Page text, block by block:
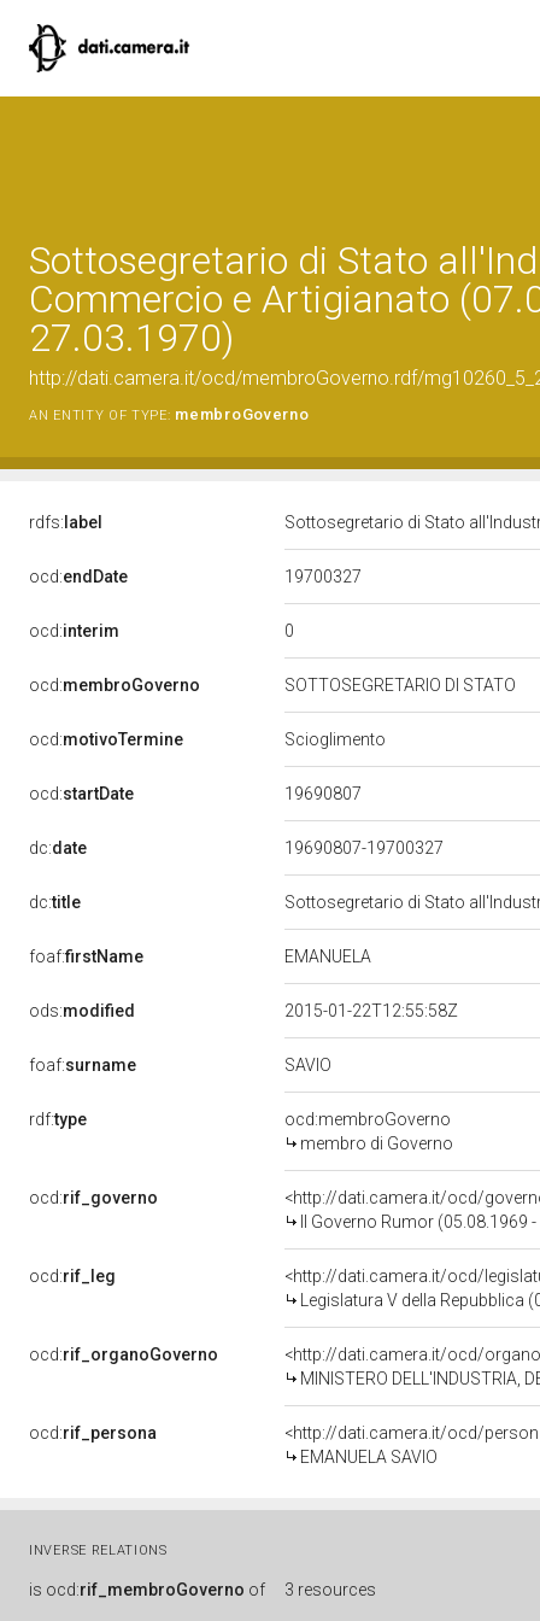
Sottosegretario di Stato
Commercio e Artigianato
27.03.1970)
http://dati.camera.it/ocd/membroGoverno.rdf/
AN ENTITY OF TYPE: membroGoverno
rdfs: label Sottosegretario di Stato
ocd:endDate 19700327
ocd:interim 0
ocd:membroGoverno SOTTOSEGRETARIO DI STATO
ocd:motivoTermine Scioglimento
ocd:startDate 19690807
dc:date 19690807-19700327
dc:title Sottosegretario di Stato
foaf:firstName EMANUELA
ods:modified 2015-01-22T12:55:58Z
foaf:surname SAVIO
rdf:type
ocd:membroGoverno
membro di Governo
ocd:rif_governo
<http://dati.camera.it/ocd/
II Governo Rumor (05.08.1969
ocd:rif_leg
<http://dati.camera.it/ocd/
Legislatura V della Repubblica
ocd:rif_organoGoverno
<http://dati.camera.it/ocd/
MINISTERO DELL'INDUSTRIA,
ocd:rif_persona
<http://dati.camera.it/ocd/
EMANUELA SAVIO
INVERSE RELATIONS
is ocd:rif_membroGoverno of 3 resources